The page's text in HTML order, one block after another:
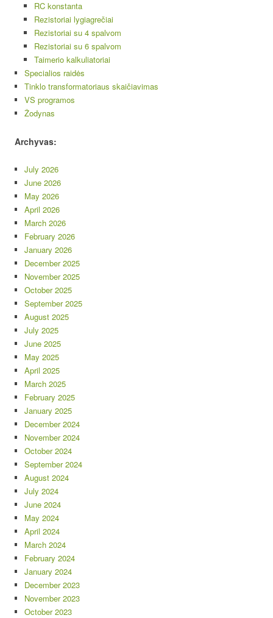
RC konstanta
Rezistoriai lygiagrečiai
Rezistoriai su 4 spalvom
Rezistoriai su 6 spalvom
Taimerio kalkuliatoriai
Specialios raidės
Tinklo transformatoriaus skaičiavimas
VS programos
Žodynas
Archyvas:
July 2026
June 2026
May 2026
April 2026
March 2026
February 2026
January 2026
December 2025
November 2025
October 2025
September 2025
August 2025
July 2025
June 2025
May 2025
April 2025
March 2025
February 2025
January 2025
December 2024
November 2024
October 2024
September 2024
August 2024
July 2024
June 2024
May 2024
April 2024
March 2024
February 2024
January 2024
December 2023
November 2023
October 2023